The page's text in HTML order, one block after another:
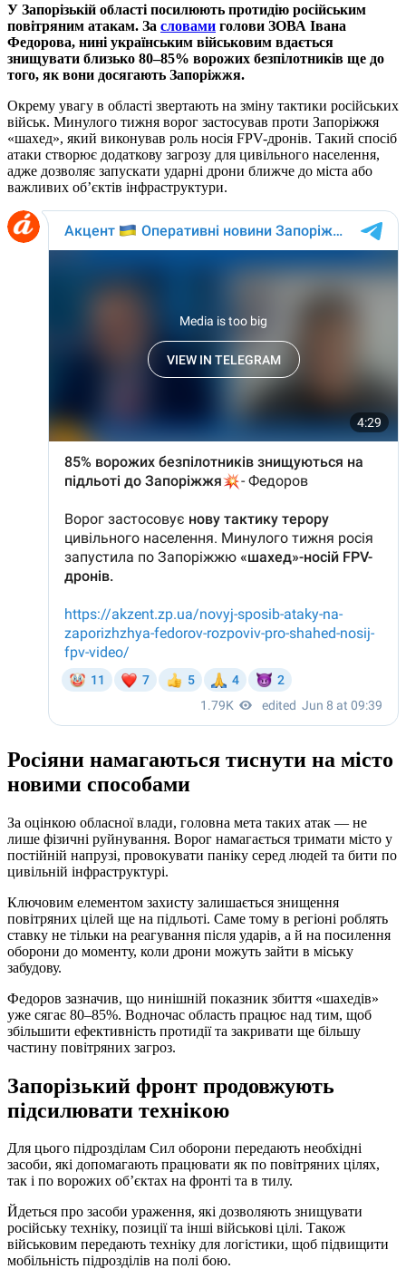
У Запорізькій області посилюють протидію російським
повітряним атакам. За словами голови ЗОВА Івана
Федорова, нині українським військовим вдається
знищувати близько 80–85% ворожих безпілотників ще до
того, як вони досягають Запоріжжя.
Окрему увагу в області звертають на зміну тактики російських
військ. Минулого тижня ворог застосував проти Запоріжжя
«шахед», який виконував роль носія FPV-дронів. Такий спосіб
атаки створює додаткову загрозу для цивільного населення,
адже дозволяє запускати ударні дрони ближче до міста або
важливих об’єктів інфраструктури.
Росіяни намагаються тиснути на місто
новими способами
За оцінкою обласної влади, головна мета таких атак — не
лише фізичні руйнування. Ворог намагається тримати місто у
постійній напрузі, провокувати паніку серед людей та бити по
цивільній інфраструктурі.
Ключовим елементом захисту залишається знищення
повітряних цілей ще на підльоті. Саме тому в регіоні роблять
ставку не тільки на реагування після ударів, а й на посилення
оборони до моменту, коли дрони можуть зайти в міську
забудову.
Федоров зазначив, що нинішній показник збиття «шахедів»
уже сягає 80–85%. Водночас область працює над тим, щоб
збільшити ефективність протидії та закривати ще більшу
частину повітряних загроз.
Запорізький фронт продовжують
підсилювати технікою
Для цього підрозділам Сил оборони передають необхідні
засоби, які допомагають працювати як по повітряних цілях,
так і по ворожих об’єктах на фронті та в тилу.
Йдеться про засоби ураження, які дозволяють знищувати
російську техніку, позиції та інші військові цілі. Також
військовим передають техніку для логістики, щоб підвищити
мобільність підрозділів на полі бою.